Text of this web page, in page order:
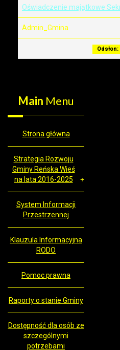
Oświadczenie majątkowe
Admin_Gmina
Odsłon:
Main Menu
Strona główna
Strategia Rozwoju
Gminy Reńska Wieś
na lata 2016-2025
System Informacji
Przestrzennej
Klauzula Informacyjna
RODO
Pomoc prawna
Raporty o stanie Gminy
Dostępność dla osób ze
szczególnymi
potrzebami